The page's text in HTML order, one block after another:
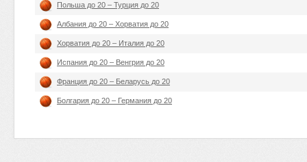
Польша до 20 – Турция до 20
Албания до 20 – Хорватия до 20
Хорватия до 20 – Италия до 20
Испания до 20 – Венгрия до 20
Франция до 20 – Беларусь до 20
Болгария до 20 – Германия до 20